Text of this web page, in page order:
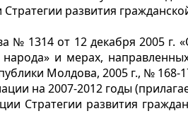
развития
№ 1314 от 12 декабря 2005
и мерах,
Молдова, 2005 г., № 168-
на 2007-2012 годы
Стратегии развития